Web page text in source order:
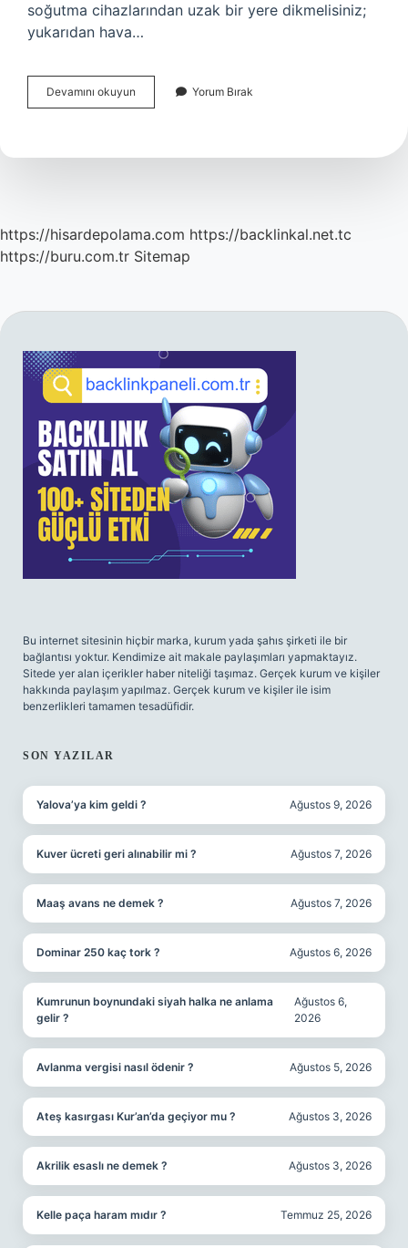
soğutma cihazlarından uzak bir yere dikmelisiniz;
yukarıdan hava…
Devamını okuyun Aranjman
Çiçek
Yorum Bırak
https://hisardepolama.com https://backlinkal.net.tc
https://buru.com.tr Sitemap
SIDEBAR
Bu internet sitesinin hiçbir marka, kurum yada şahıs şirketi ile bir
bağlantısı yoktur. Kendimize ait makale paylaşımları yapmaktayız.
Sitede yer alan içerikler haber niteliği taşımaz. Gerçek kurum ve kişiler
hakkında paylaşım yapılmaz. Gerçek kurum ve kişiler ile isim
benzerlikleri tamamen tesadüfidir.
SON YAZILAR
Yalova’ya kim geldi ? Ağustos 9, 2026
Kuver ücreti geri alınabilir mi ? Ağustos 7, 2026
Maaş avans ne demek ? Ağustos 7, 2026
Dominar 250 kaç tork ? Ağustos 6, 2026
Kumrunun boynundaki siyah halka ne anlama
gelir ?
Ağustos 6,
2026
Avlanma vergisi nasıl ödenir ? Ağustos 5, 2026
Ateş kasırgası Kur’an’da geçiyor mu ? Ağustos 3, 2026
Akrilik esaslı ne demek ? Ağustos 3, 2026
Kelle paça haram mıdır ? Temmuz 25, 2026